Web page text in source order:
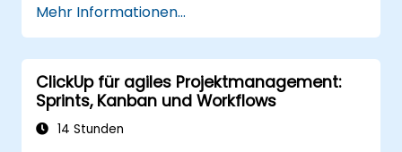
vereinfachen.
ClickUp mit externen Tools wie Slack,
Google Drive und Zapier zu verbinden.
Trigger, Bedingungen sowie Aktionen für
eine automatisierte Aufgabenverwaltung
einzurichten.
Mehr Informationen...
ClickUp für agiles Projektmanagement:
Sprints, Kanban und Workflows
14 Stunden